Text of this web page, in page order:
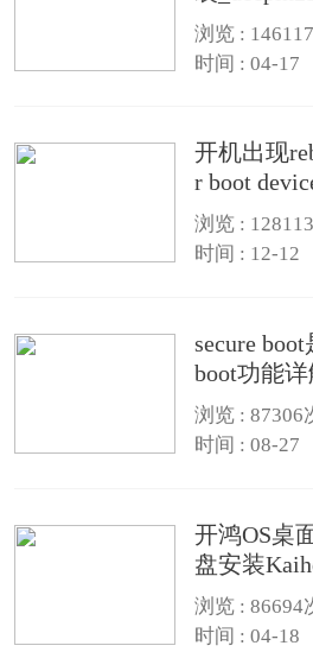
步骤
浏览 :
时间 : 04-17
开机出现
r boot
法
浏览 :
时间 : 12-12
secure
boot功能详
方法
浏览 :87306
时间 : 08-27
开鸿OS桌
盘安装
图文教程
浏览 :86694
时间 : 04-18